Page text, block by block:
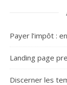
Payer l’impôt :
Landing page
Discerner les